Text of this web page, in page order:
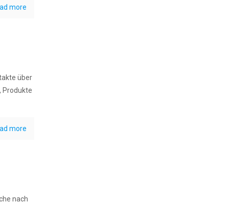
more
über
Produkte
more
nach